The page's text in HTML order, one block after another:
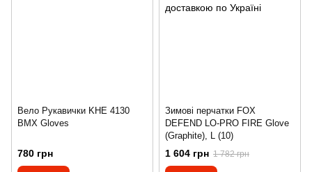
Вело Рукавички KHE 4130
BMX Gloves
780 грн
Зимові перчатки FOX
DEFEND LO-PRO FIRE Glove
(Graphite), L (10)
1 604 грн 1 782 грн